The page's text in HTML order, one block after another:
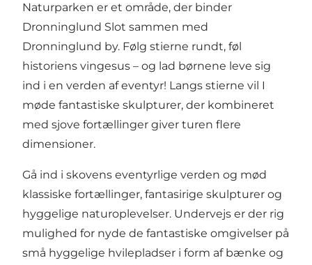
Naturparken er et område, der binder
Dronninglund Slot sammen med
Dronninglund by. Følg stierne rundt, føl
historiens vingesus – og lad børnene leve sig
ind i en verden af eventyr! Langs stierne vil I
møde fantastiske skulpturer, der kombineret
med sjove fortællinger giver turen flere
dimensioner.
Gå ind i skovens eventyrlige verden og mød
klassiske fortællinger, fantasirige skulpturer og
hyggelige naturoplevelser. Undervejs er der rig
mulighed for nyde de fantastiske omgivelser på
små hyggelige hvilepladser i form af bænke og